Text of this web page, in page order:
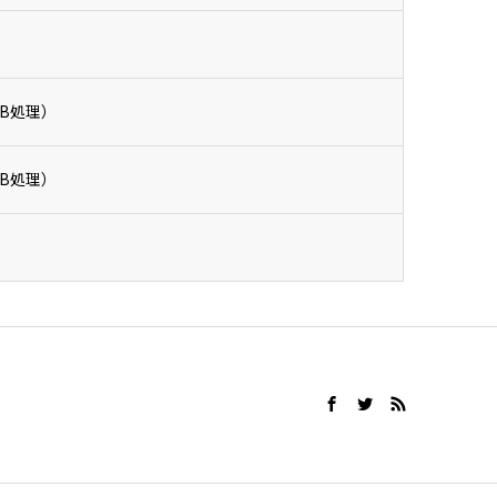
処理）
処理）